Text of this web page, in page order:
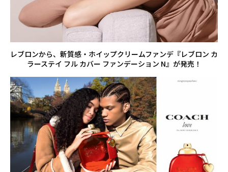
レブロンから、新質感・ホイップクリームファンデ『レブロン カ
ラーステイ フル カバー ファンデーション N』が発売！